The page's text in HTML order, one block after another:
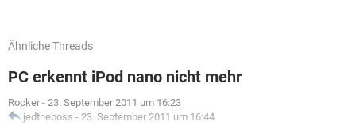
Ähnliche Threads
PC erkennt iPod nano nicht mehr
Rocker - 23. September 2011 um 16:23
jedtheboss - 23. September 2011 um 16:44